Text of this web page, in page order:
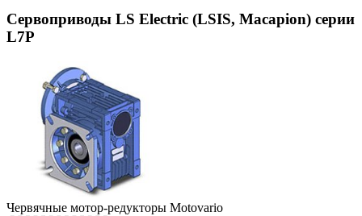
Сервоприводы LS Electric (LSIS, Macapion) серии
L7P
Червячные мотор-редукторы Motovario